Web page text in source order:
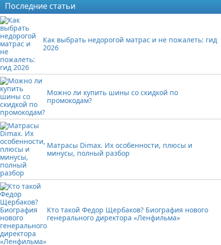
Последние статьи
Как выбрать недорогой матрас и не пожалеть: гид
2026
Можно ли купить шины со скидкой по
промокодам?
Матрасы Dimax. Их особенности, плюсы и
минусы, полный разбор
Кто такой Федор Щербаков? Биография нового
генерального директора «Ленфильма»